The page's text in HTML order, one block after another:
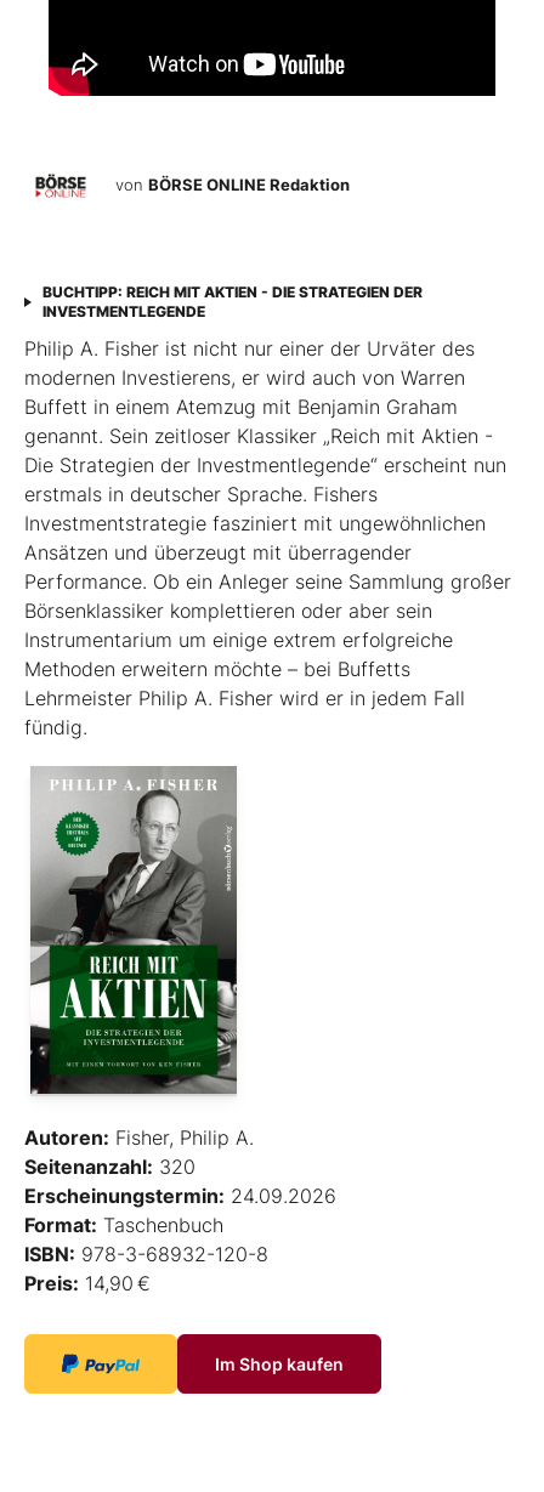
von BÖRSE ONLINE Redaktion
BUCHTIPP: REICH MIT AKTIEN - DIE STRATEGIEN DER
INVESTMENTLEGENDE
Philip A. Fisher ist nicht nur einer der Urväter des
modernen Investierens, er wird auch von Warren
Buffett in einem Atemzug mit Benjamin Graham
genannt. Sein zeitloser Klassiker „Reich mit Aktien -
Die Strategien der Investmentlegende“ erscheint nun
erstmals in deutscher Sprache. Fishers
Investmentstrategie fasziniert mit ungewöhnlichen
Ansätzen und überzeugt mit überragender
Performance. Ob ein Anleger seine Sammlung großer
Börsenklassiker komplettieren oder aber sein
Instrumentarium um einige extrem erfolgreiche
Methoden erweitern möchte – bei Buffetts
Lehrmeister Philip A. Fisher wird er in jedem Fall
fündig.
Autoren: Fisher, Philip A.
Seitenanzahl: 320
Erscheinungstermin: 24.09.2026
Format: Taschenbuch
ISBN: 978-3-68932-120-8
Preis: 14,90 €
Im Shop kaufen